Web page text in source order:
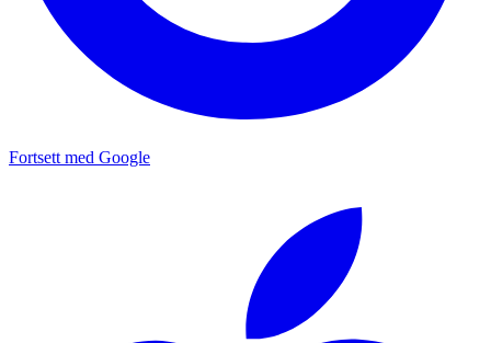
Fortsett med Google